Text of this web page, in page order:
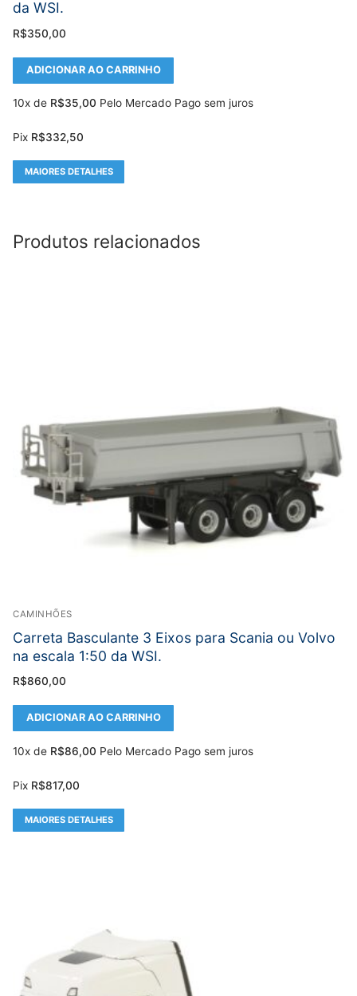
da WSI.
R$350,00
ADICIONAR AO CARRINHO
10x de R$35,00 Pelo Mercado Pago sem juros
Pix R$332,50
MAIORES DETALHES
Produtos relacionados
CAMINHÕES
Carreta Basculante 3 Eixos para Scania ou Volvo
na escala 1:50 da WSI.
R$860,00
ADICIONAR AO CARRINHO
10x de R$86,00 Pelo Mercado Pago sem juros
Pix R$817,00
MAIORES DETALHES